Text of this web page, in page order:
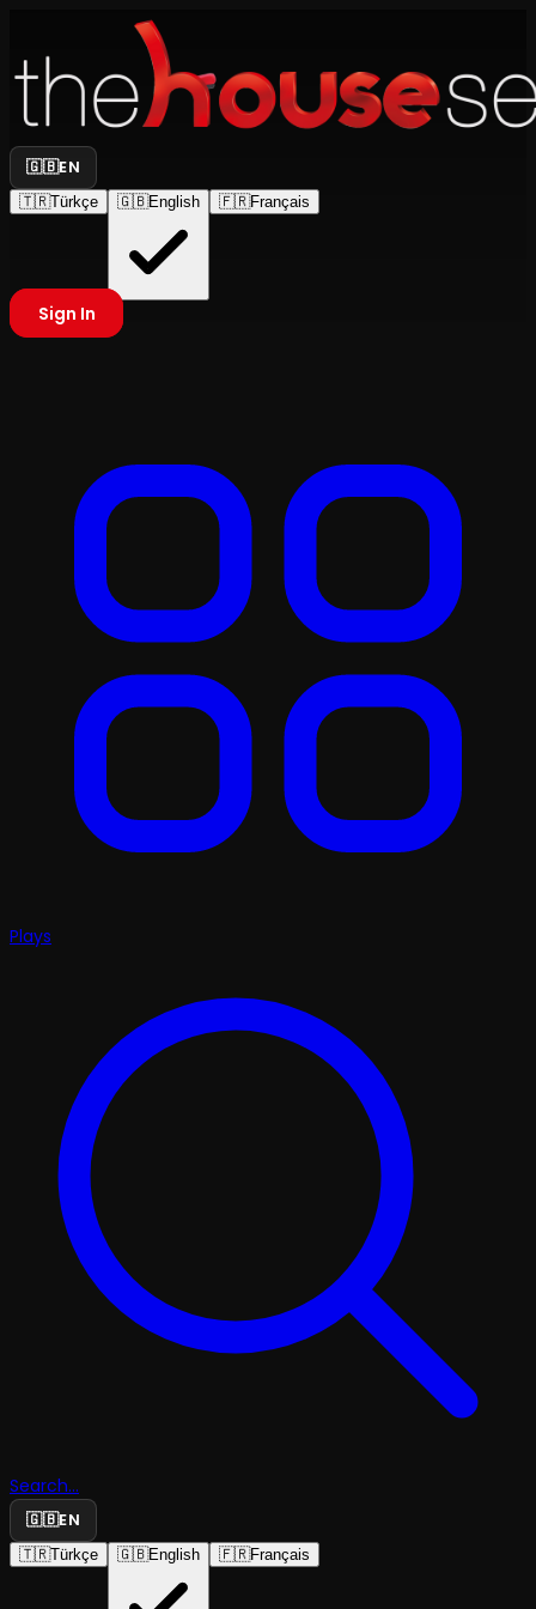
🇬🇧EN
🇹🇷Türkçe 🇬🇧English 🇫🇷Français
Sign In
Plays
Search...
🇬🇧EN
🇹🇷Türkçe 🇬🇧English 🇫🇷Français